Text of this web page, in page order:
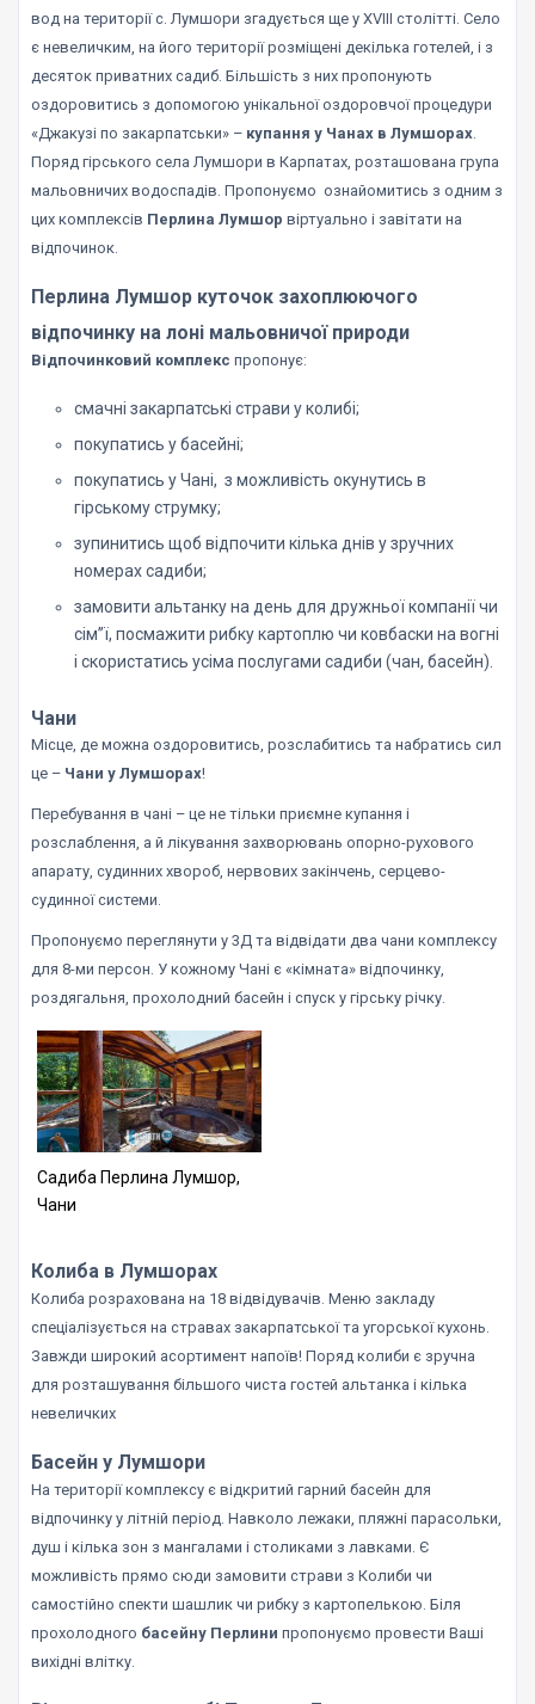
вод на території с. Лумшори згадується ще у XVIII столітті. Село
є невеличким, на його території розміщені декілька готелей, і з
десяток приватних садиб. Більшість з них пропонують
оздоровитись з допомогою унікальної оздоровчої процедури
«Джакузі по закарпатськи» – купання у Чанах в Лумшорах.
Поряд гірського села Лумшори в Карпатах, розташована група
мальовничих водоспадів. Пропонуємо ознайомитись з одним з
цих комплексів Перлина Лумшор віртуально і завітати на
відпочинок.
Перлина Лумшор куточок захоплюючого
відпочинку на лоні мальовничої природи
Відпочинковий комплекс пропонує:
смачні закарпатські страви у колибі;
покупатись у басейні;
покупатись у Чані, з можливість окунутись в
гірському струмку;
зупинитись щоб відпочити кілька днів у зручних
номерах садиби;
замовити альтанку на день для дружньої компанії чи
сім”ї, посмажити рибку картоплю чи ковбаски на вогні
і скористатись усіма послугами садиби (чан, басейн).
Чани
Місце, де можна оздоровитись, розслабитись та набратись сил
це – Чани у Лумшорах!
Перебування в чані – це не тільки приємне купання і
розслаблення, а й лікування захворювань опорно-рухового
апарату, судинних хвороб, нервових закінчень, серцево-
судинної системи.
Пропонуємо переглянути у 3Д та відвідати два чани комплексу
для 8-ми персон. У кожному Чані є «кімната» відпочинку,
роздягальня, прохолодний басейн і спуск у гірську річку.
Садиба Перлина Лумшор,
Чани
Колиба в Лумшорах
Колиба розрахована на 18 відвідувачів. Меню закладу
спеціалізується на стравах закарпатської та угорської кухонь.
Завжди широкий асортимент напоїв! Поряд колиби є зручна
для розташування більшого чиста гостей альтанка і кілька
невеличких
Басейн у Лумшори
На території комплексу є відкритий гарний басейн для
відпочинку у літній період. Навколо лежаки, пляжні парасольки,
душ і кілька зон з мангалами і столиками з лавками. Є
можливість прямо сюди замовити страви з Колиби чи
самостійно спекти шашлик чи рибку з картопелькою. Біля
прохолодного басейну Перлини пропонуємо провести Ваші
вихідні влітку.